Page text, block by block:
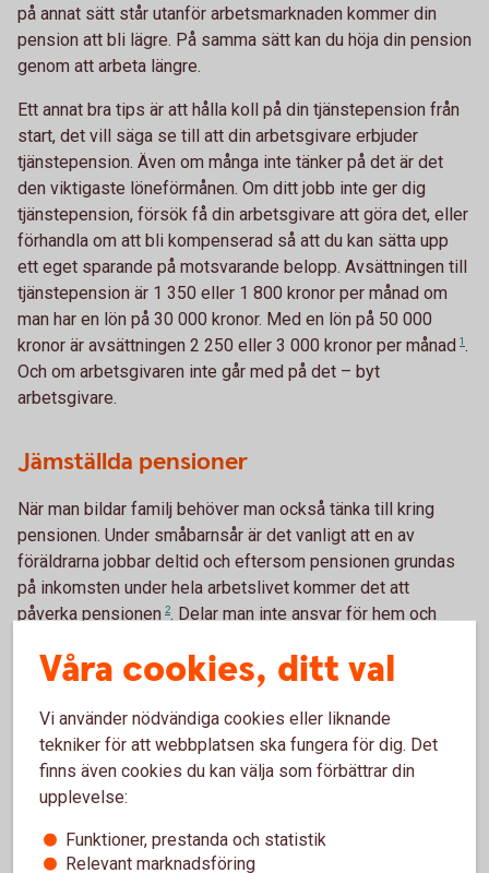
på annat sätt står utanför arbetsmarknaden kommer din
pension att bli lägre. På samma sätt kan du höja din pension
genom att arbeta längre.
Ett annat bra tips är att hålla koll på din tjänstepension från
start, det vill säga se till att din arbetsgivare erbjuder
tjänstepension. Även om många inte tänker på det är det
den viktigaste löneförmånen. Om ditt jobb inte ger dig
tjänstepension, försök få din arbetsgivare att göra det, eller
förhandla om att bli kompenserad så att du kan sätta upp
ett eget sparande på motsvarande belopp. Avsättningen till
tjänstepension är 1 350 eller 1 800 kronor per månad om
man har en lön på 30 000 kronor. Med en lön på 50 000
kronor är avsättningen 2 250 eller 3 000 kronor per månad 1.
Och om arbetsgivaren inte går med på det – byt
arbetsgivare.
Jämställda pensioner
När man bildar familj behöver man också tänka till kring
pensionen. Under småbarnsår är det vanligt att en av
föräldrarna jobbar deltid och eftersom pensionen grundas
på inkomsten under hela arbetslivet kommer det att
påverka pensionen 2. Delar man inte ansvar för hem och
fortsätter jobba heltid kompenserar den som eventuellt
jobbar deltid ekonomiskt. Inte bara för den löpande lönen
varje månad utan också för den lägre avsättning till pension
som sker till följd av det. Man kan till exempel föra över
pensionsrätter eller spara till pension i den andras namn.
På så sätt ökar man förutsättningarna för en hållbar
Våra cookies, ditt val
Vi använder nödvändiga cookies eller liknande
tekniker för att webbplatsen ska fungera för dig. Det
finns även cookies du kan välja som förbättrar din
upplevelse:
Funktioner, prestanda och statistik
Relevant marknadsföring